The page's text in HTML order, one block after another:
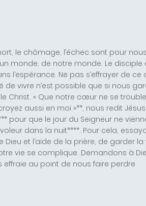
le chômage, l’échec sont pour nous
monde, de notre monde. Le disciple
l’espérance. Ne pas s’effrayer de ce
de vivre n’est possible que si nous
Christ. « Que notre cœur ne se
aussi en moi »**, nous redit
pour que le jour du Seigneur ne
dans la nuit****. Pour cela,
Dieu et l’aide de la prière, de garder la
vie se complique. Demandons à
effraie au point de nous faire perdre